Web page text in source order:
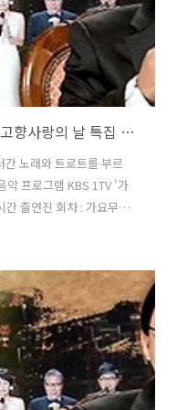
가요무대 1814회 2023년 9월 4일 고향사랑의 날 특집 회차정보 방송시간 오늘 출연진 MC 사회자 김동건 방청신청 방법 주차 녹화시간
노래와 트로트를 부르
악 프로그램 KBS 1TV '가
출연진 회차 : 가요무대
10시) 주제 : 고향사랑의
진아, 진성, 조항조, 박상
리스트 강혜연 김다현 양지
자 김용임 태진아 진성
자 : 김용임) 02) 태진아 -